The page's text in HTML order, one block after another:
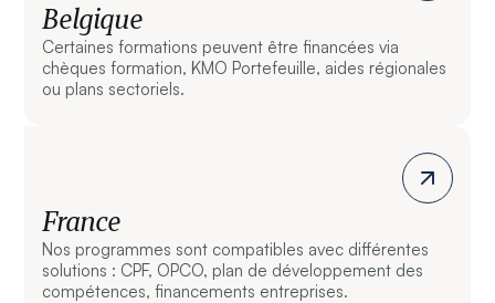
Belgique
Certaines formations peuvent être financées via
chèques formation, KMO Portefeuille, aides régionales
ou plans sectoriels.
France
Nos programmes sont compatibles avec différentes
solutions : CPF, OPCO, plan de développement des
compétences, financements entreprises.